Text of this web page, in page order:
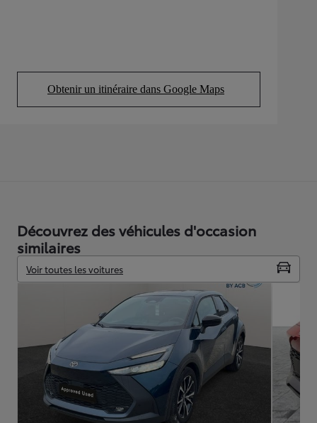
Obtenir un itinéraire dans Google Maps
(Opens in new tab)
Découvrez des véhicules d'occasion
similaires
Voir toutes les voitures